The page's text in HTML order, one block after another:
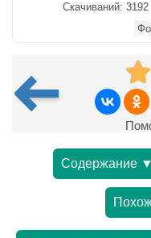
Скачиваний: 3192
Содержание ▼